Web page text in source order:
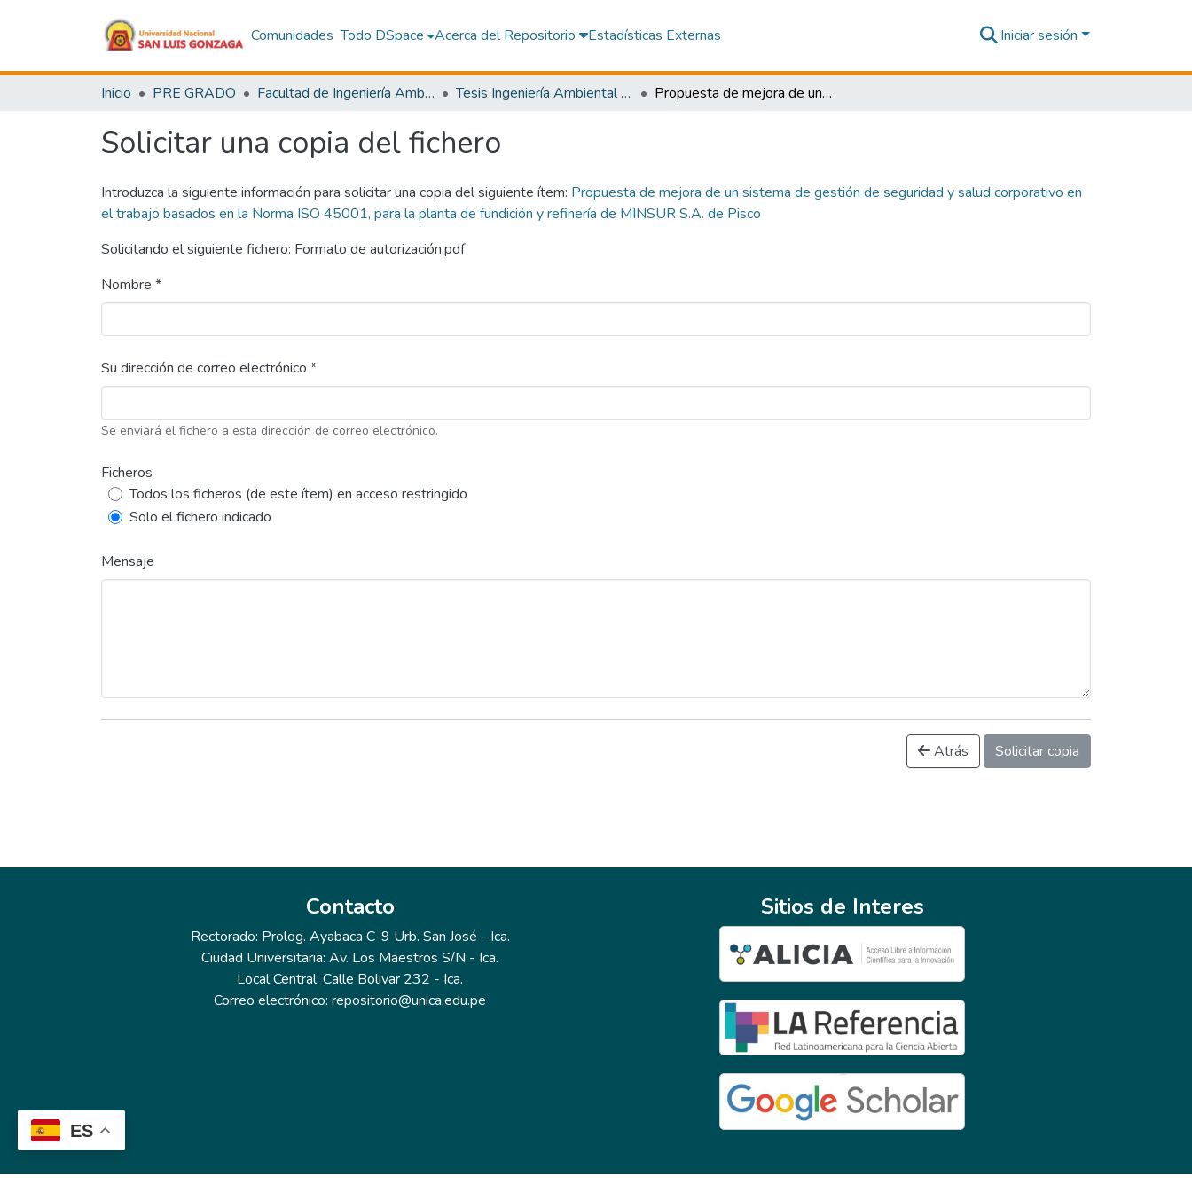
ES
Comunidades Todo DSpace Acerca del Repositorio Estadísticas Externas Iniciar sesión
Inicio PRE GRADO Facultad de Ingeniería Ambiental y Sanitaria Tesis Ingeniería Ambiental y Sanitaria Propuesta de mejora de un sistema de gestión de seguridad y salud corporativo en el trabajo basados en la Norma ISO 45001, para la planta de fundición y refinería de MINSUR S.A. de Pisco
Solicitar una copia del fichero
Introduzca la siguiente información para solicitar una copia del siguiente ítem: Propuesta de mejora de un sistema de gestión de seguridad y salud corporativo en
el trabajo basados en la Norma ISO 45001, para la planta de fundición y refinería de MINSUR S.A. de Pisco
Solicitando el siguiente fichero: Formato de autorización.pdf
Nombre *
Su dirección de correo electrónico *
Se enviará el fichero a esta dirección de correo electrónico.
Ficheros
Todos los ficheros (de este ítem) en acceso restringido
Solo el fichero indicado
Mensaje
Atrás Solicitar copia
Contacto
Rectorado: Prolog. Ayabaca C-9 Urb. San José - Ica.
Ciudad Universitaria: Av. Los Maestros S/N - Ica.
Local Central: Calle Bolivar 232 - Ica.
Correo electrónico: repositorio@unica.edu.pe
Sitios de Interes